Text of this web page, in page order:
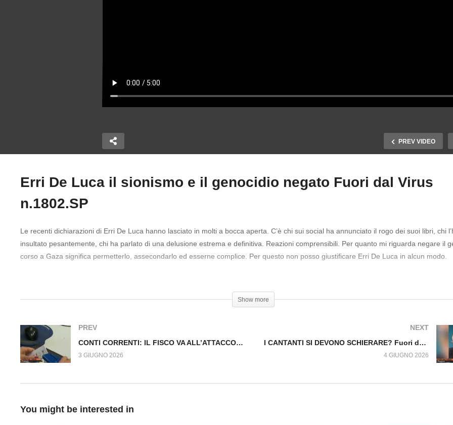
PREV VIDEO
il piu
FAMIGLIA NEL BOSCO:
SULL’INCAPACITA’
Virus n.1799.SP
Fuori dal Virus n.1801.SP
Virus n.1802.SP
Erri De Luca il sionismo e il genocidio negato Fuori dal Virus
n.1802.SP
Le recenti dichiarazioni di Erri De Luca hanno lasciato in molti a bocca aperta. C’è chi sui social ha annunciato il rogo dei suoi libri, chi
insultato pesantemente, chi ha parlato di una delusione estrema e definitiva. Reazioni comprensibili. Per quanto mi riguarda negare il
corso a Gaza significa permetterlo, assecondarlo ed esserne complice. Per questo non posso giustificare Erri De Luca in alcun modo.
Show more
PREV
CONTI CORRENTI: IL FISCO VA ALL’ATTACCO. Fuori dal Virus n.1801.SP
3 GIUGNO 2026
NEXT
I CANTANTI SI DEVONO SCHIERARE? Fuori dal Virus n.1803.SP
4 GIUGNO 2026
You might be interested in